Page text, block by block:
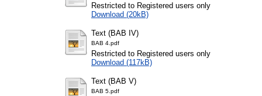
Restricted to Registered users only
Download (20kB)
Text (BAB IV)
BAB 4.pdf
Restricted to Registered users only
Download (117kB)
Text (BAB V)
BAB 5.pdf